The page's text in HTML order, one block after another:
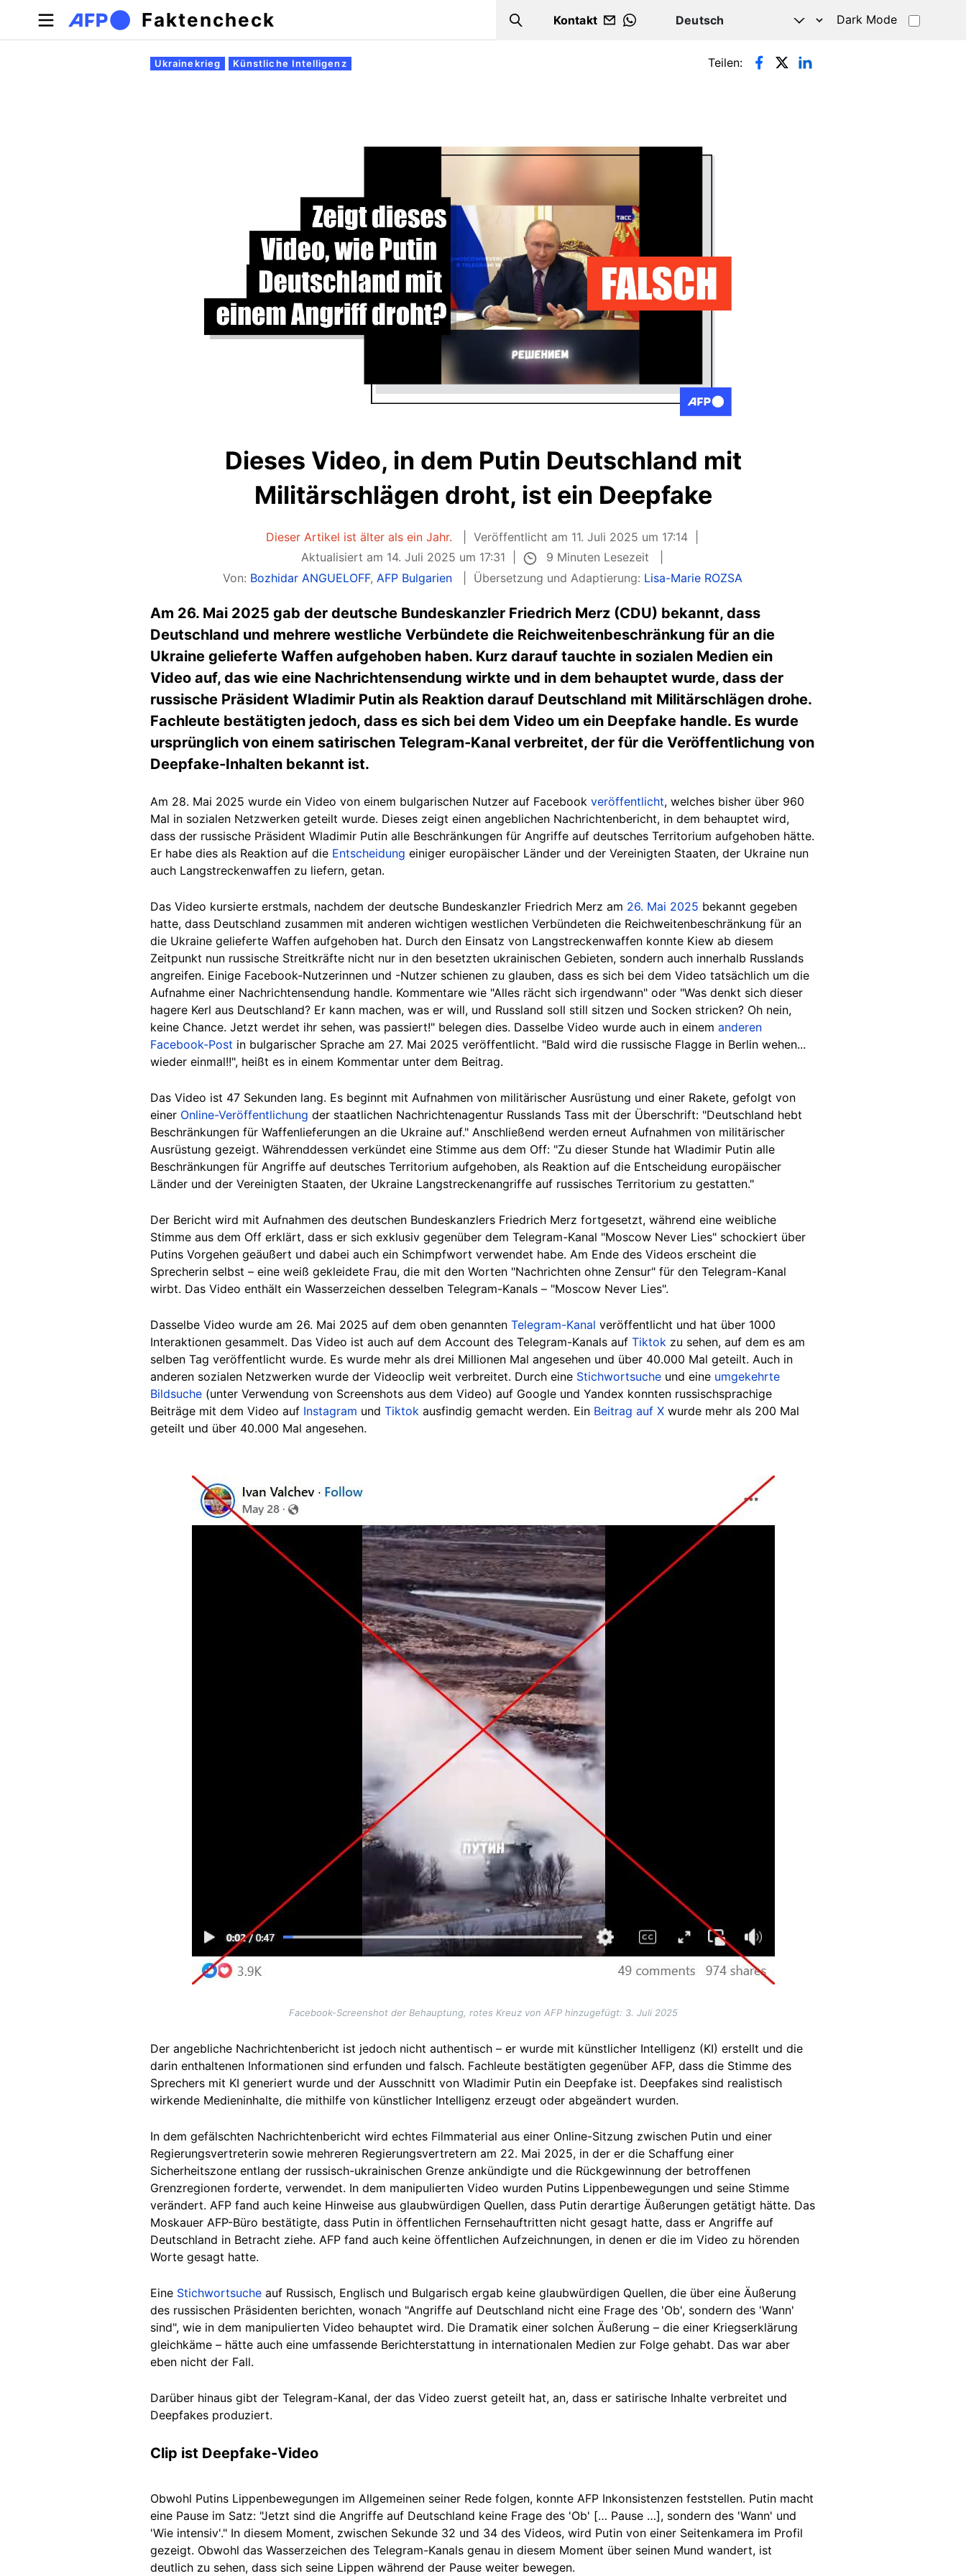
Faktencheck Search
Kontakt
WHATSAPP
Dark Mode
Primäre Reiter
Ukrainekrieg Künstliche Intelligenz Teilen:
Dieses Video, in dem Putin Deutschland mit
Militärschlägen droht, ist ein Deepfake
Dieser Artikel ist älter als ein Jahr.
Veröffentlicht am 11. Juli 2025 um 17:14
Aktualisiert am 14. Juli 2025 um 17:31
9 Minuten Lesezeit
Von: Bozhidar ANGUELOFF, AFP Bulgarien Übersetzung und Adaptierung: Lisa-Marie ROZSA
Am 26. Mai 2025 gab der deutsche Bundeskanzler Friedrich Merz (CDU) bekannt, dass
Deutschland und mehrere westliche Verbündete die Reichweitenbeschränkung für an die
Ukraine gelieferte Waffen aufgehoben haben. Kurz darauf tauchte in sozialen Medien ein
Video auf, das wie eine Nachrichtensendung wirkte und in dem behauptet wurde, dass der
russische Präsident Wladimir Putin als Reaktion darauf Deutschland mit Militärschlägen drohe.
Fachleute bestätigten jedoch, dass es sich bei dem Video um ein Deepfake handle. Es wurde
ursprünglich von einem satirischen Telegram-Kanal verbreitet, der für die Veröffentlichung von
Deepfake-Inhalten bekannt ist.
Am 28. Mai 2025 wurde ein Video von einem bulgarischen Nutzer auf Facebook veröffentlicht, welches bisher über 960
Mal in sozialen Netzwerken geteilt wurde. Dieses zeigt einen angeblichen Nachrichtenbericht, in dem behauptet wird,
dass der russische Präsident Wladimir Putin alle Beschränkungen für Angriffe auf deutsches Territorium aufgehoben hätte.
Er habe dies als Reaktion auf die Entscheidung einiger europäischer Länder und der Vereinigten Staaten, der Ukraine nun
auch Langstreckenwaffen zu liefern, getan.
Das Video kursierte erstmals, nachdem der deutsche Bundeskanzler Friedrich Merz am 26. Mai 2025 bekannt gegeben
hatte, dass Deutschland zusammen mit anderen wichtigen westlichen Verbündeten die Reichweitenbeschränkung für an
die Ukraine gelieferte Waffen aufgehoben hat. Durch den Einsatz von Langstreckenwaffen konnte Kiew ab diesem
Zeitpunkt nun russische Streitkräfte nicht nur in den besetzten ukrainischen Gebieten, sondern auch innerhalb Russlands
angreifen. Einige Facebook-Nutzerinnen und -Nutzer schienen zu glauben, dass es sich bei dem Video tatsächlich um die
Aufnahme einer Nachrichtensendung handle. Kommentare wie "Alles rächt sich irgendwann" oder "Was denkt sich dieser
hagere Kerl aus Deutschland? Er kann machen, was er will, und Russland soll still sitzen und Socken stricken? Oh nein,
keine Chance. Jetzt werdet ihr sehen, was passiert!" belegen dies. Dasselbe Video wurde auch in einem anderen
Facebook-Post in bulgarischer Sprache am 27. Mai 2025 veröffentlicht. "Bald wird die russische Flagge in Berlin wehen...
wieder einmal!!", heißt es in einem Kommentar unter dem Beitrag.
Das Video ist 47 Sekunden lang. Es beginnt mit Aufnahmen von militärischer Ausrüstung und einer Rakete, gefolgt von
einer Online-Veröffentlichung der staatlichen Nachrichtenagentur Russlands Tass mit der Überschrift: "Deutschland hebt
Beschränkungen für Waffenlieferungen an die Ukraine auf." Anschließend werden erneut Aufnahmen von militärischer
Ausrüstung gezeigt. Währenddessen verkündet eine Stimme aus dem Off: "Zu dieser Stunde hat Wladimir Putin alle
Beschränkungen für Angriffe auf deutsches Territorium aufgehoben, als Reaktion auf die Entscheidung europäischer
Länder und der Vereinigten Staaten, der Ukraine Langstreckenangriffe auf russisches Territorium zu gestatten."
Der Bericht wird mit Aufnahmen des deutschen Bundeskanzlers Friedrich Merz fortgesetzt, während eine weibliche
Stimme aus dem Off erklärt, dass er sich exklusiv gegenüber dem Telegram-Kanal "Moscow Never Lies" schockiert über
Putins Vorgehen geäußert und dabei auch ein Schimpfwort verwendet habe. Am Ende des Videos erscheint die
Sprecherin selbst – eine weiß gekleidete Frau, die mit den Worten "Nachrichten ohne Zensur" für den Telegram-Kanal
wirbt. Das Video enthält ein Wasserzeichen desselben Telegram-Kanals – "Moscow Never Lies".
Dasselbe Video wurde am 26. Mai 2025 auf dem oben genannten Telegram-Kanal veröffentlicht und hat über 1000
Interaktionen gesammelt. Das Video ist auch auf dem Account des Telegram-Kanals auf Tiktok zu sehen, auf dem es am
selben Tag veröffentlicht wurde. Es wurde mehr als drei Millionen Mal angesehen und über 40.000 Mal geteilt. Auch in
anderen sozialen Netzwerken wurde der Videoclip weit verbreitet. Durch eine Stichwortsuche und eine umgekehrte
Bildsuche (unter Verwendung von Screenshots aus dem Video) auf Google und Yandex konnten russischsprachige
Beiträge mit dem Video auf Instagram und Tiktok ausfindig gemacht werden. Ein Beitrag auf X wurde mehr als 200 Mal
geteilt und über 40.000 Mal angesehen.
Facebook-Screenshot der Behauptung, rotes Kreuz von AFP hinzugefügt: 3. Juli 2025
Der angebliche Nachrichtenbericht ist jedoch nicht authentisch – er wurde mit künstlicher Intelligenz (KI) erstellt und die
darin enthaltenen Informationen sind erfunden und falsch. Fachleute bestätigten gegenüber AFP, dass die Stimme des
Sprechers mit KI generiert wurde und der Ausschnitt von Wladimir Putin ein Deepfake ist. Deepfakes sind realistisch
wirkende Medieninhalte, die mithilfe von künstlicher Intelligenz erzeugt oder abgeändert wurden.
In dem gefälschten Nachrichtenbericht wird echtes Filmmaterial aus einer Online-Sitzung zwischen Putin und einer
Regierungsvertreterin sowie mehreren Regierungsvertretern am 22. Mai 2025, in der er die Schaffung einer
Sicherheitszone entlang der russisch-ukrainischen Grenze ankündigte und die Rückgewinnung der betroffenen
Grenzregionen forderte, verwendet. In dem manipulierten Video wurden Putins Lippenbewegungen und seine Stimme
verändert. AFP fand auch keine Hinweise aus glaubwürdigen Quellen, dass Putin derartige Äußerungen getätigt hätte. Das
Moskauer AFP-Büro bestätigte, dass Putin in öffentlichen Fernsehauftritten nicht gesagt hatte, dass er Angriffe auf
Deutschland in Betracht ziehe. AFP fand auch keine öffentlichen Aufzeichnungen, in denen er die im Video zu hörenden
Worte gesagt hatte.
Eine Stichwortsuche auf Russisch, Englisch und Bulgarisch ergab keine glaubwürdigen Quellen, die über eine Äußerung
des russischen Präsidenten berichten, wonach "Angriffe auf Deutschland nicht eine Frage des 'Ob', sondern des 'Wann'
sind", wie in dem manipulierten Video behauptet wird. Die Dramatik einer solchen Äußerung – die einer Kriegserklärung
gleichkäme – hätte auch eine umfassende Berichterstattung in internationalen Medien zur Folge gehabt. Das war aber
eben nicht der Fall.
Darüber hinaus gibt der Telegram-Kanal, der das Video zuerst geteilt hat, an, dass er satirische Inhalte verbreitet und
Deepfakes produziert.
Clip ist Deepfake-Video
Obwohl Putins Lippenbewegungen im Allgemeinen seiner Rede folgen, konnte AFP Inkonsistenzen feststellen. Putin macht
eine Pause im Satz: "Jetzt sind die Angriffe auf Deutschland keine Frage des 'Ob' [… Pause …], sondern des 'Wann' und
'Wie intensiv'." In diesem Moment, zwischen Sekunde 32 und 34 des Videos, wird Putin von einer Seitenkamera im Profil
gezeigt. Obwohl das Wasserzeichen des Telegram-Kanals genau in diesem Moment über seinen Mund wandert, ist
deutlich zu sehen, dass sich seine Lippen während der Pause weiter bewegen.